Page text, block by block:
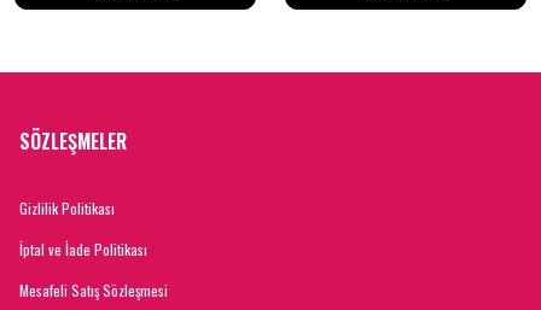
SÖZLEŞMELER
Gizlilik Politikası
İptal ve İade Politikası
Mesafeli Satış Sözleşmesi